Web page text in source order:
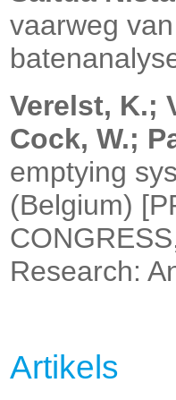
vaarweg
Verelst, K.;
Cock, W.;
emptying
(Belgium)
Research:
Artikels